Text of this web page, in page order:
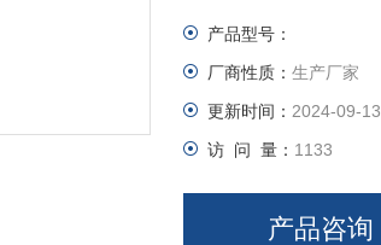
产品型号：
厂商性质： 生产厂家
更新时间： 2024-09-13
访 问 量： 1133
产品咨询